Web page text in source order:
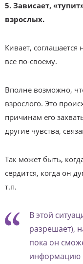
5. Зависает,
взрослых.
Кивает, соглашается
все по-своему.
Вполне возможно,
взрослого. Это
причинам его
другие чувства,
Так может быть,
сердится, когда он
т.п.
В этой
разрешает),
пока он
информацию